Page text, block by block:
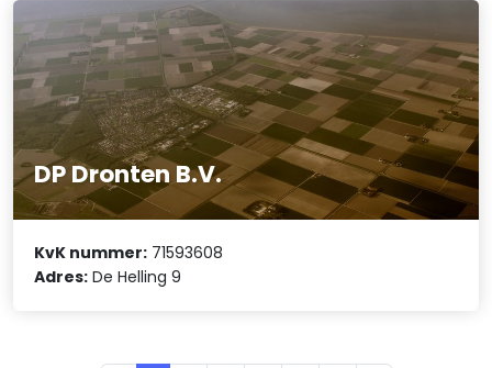
DP Dronten B.V.
KvK nummer: 71593608
Adres: De Helling 9